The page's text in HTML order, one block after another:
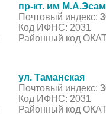
пр-кт. им
Почтовый индекс:
Код ИФНС: 2031
Районный код
ул. Таманская
Почтовый индекс:
Код ИФНС: 2031
Районный код